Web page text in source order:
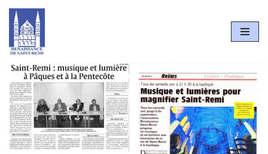
Aller
au